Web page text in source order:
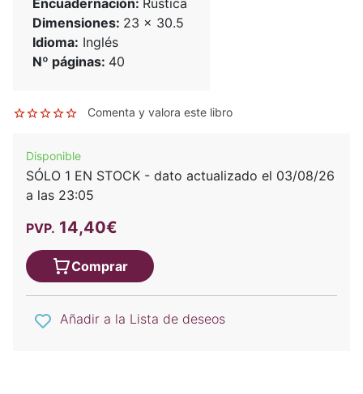
Dimensiones: 23 x 30.5
Idioma: Inglés
Nº páginas: 40
Comenta y valora este libro
Disponible
SÓLO 1 EN STOCK - dato actualizado el 03/08/26
a las 23:05
PVP. 14,40€
Comprar
Añadir a la Lista de deseos